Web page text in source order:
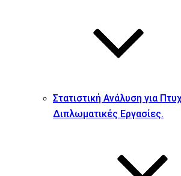
Στατιστική Ανάλυση για
Διπλωματικές Εργασίες.